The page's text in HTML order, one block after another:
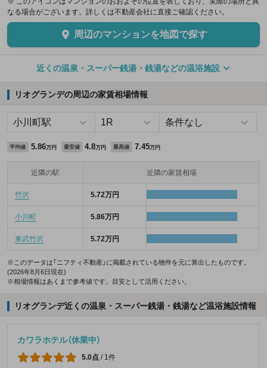
なる場合がございます。詳しくは不動産会社に直接ご確認ください。
周辺のマンションを地図で探す
近くの温泉・スーパー銭湯・銭湯などの温浴施設
リオグランデの周辺の家賃相場情報
平均値 5.86万円 最安値 4.8万円 最高値 7.45万円
近隣の駅 近隣の家賃相場
竹沢 5.72万円
小川町 5.86万円
東武竹沢 5.72万円
※このデータは「ニフティ不動産」に掲載されている物件を元に算出したものです。
(2026年8月6日現在)
※相場情報はあくまで参考値です。目安として活用ください。
リオグランデ近くの温泉・スーパー銭湯・銭湯など温浴施設情報
カワラホテル（休業中）
5.0点 / 1件